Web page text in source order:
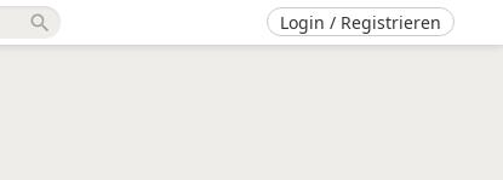
search Login / Registrieren